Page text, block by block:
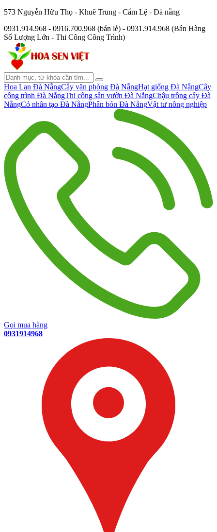
573 Nguyễn Hữu Thọ - Khuê Trung - Cẩm Lệ - Đà nẵng
0931.914.968 - 0916.700.968 (bán lẻ) - 0931.914.968 (Bán Hàng
Số Lượng Lớn - Thi Công Công Trình)
Hoa Lan Đà NẵngCây văn phòng Đà NẵngHạt giống Đà NẵngCây
công trình Đà NẵngThi công sân vườn Đà NẵngChậu trồng cây Đà
NẵngCỏ nhân tạo Đà NẵngPhân bón Đà NẵngVật tư nông nghiệp
Gọi mua hàng
0931914968